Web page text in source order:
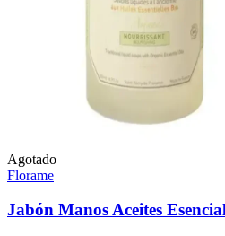
Agotado
Florame
Jabón Manos Aceites